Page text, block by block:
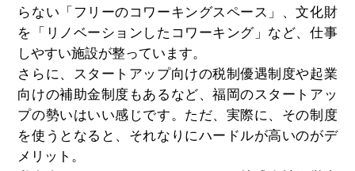
らない「フリーのコワーキングスペース」、文化財
を「リノベーションしたコワーキング」など、仕事
しやすい施設が整っています。
さらに、スタートアップ向けの税制優遇制度や起業
向けの補助金制度もあるなど、福岡のスタートアッ
プの勢いはいい感じです。ただ、実際に、その制度
を使うとなると、それなりにハードルが高いのがデ
メリット。